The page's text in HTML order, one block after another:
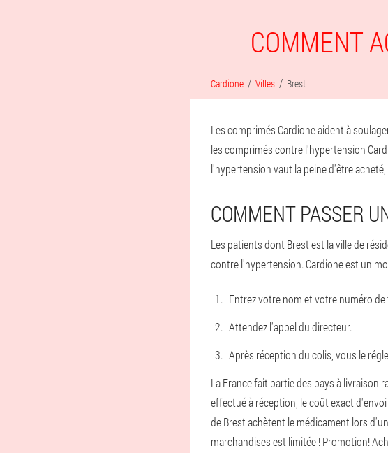
COMMENT
Cardione Villes Brest
Les comprimés Cardione aident à
les comprimés contre l'hypertension
l'hypertension vaut la peine d'être
COMMENT PASSER
Les patients dont Brest est la ville de
contre l'hypertension. Cardione est un
Entrez votre nom et votre numéro
Attendez l'appel du directeur.
Après réception du colis, vous le
La France fait partie des pays à livraison
effectué à réception, le coût exact
de Brest achètent le médicament lors
marchandises est limitée ! Promotion!